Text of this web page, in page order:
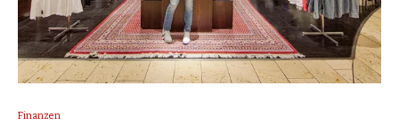
Finanzen